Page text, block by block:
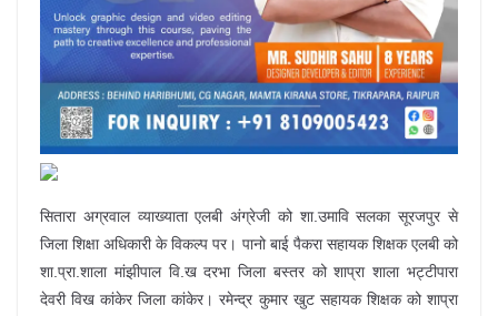
सितारा अग्रवाल व्याख्याता एलबी अंग्रेजी को शा.उमावि सलका सूरजपुर से
जिला शिक्षा अधिकारी के विकल्प पर। पानो बाई पैकरा सहायक शिक्षक एलबी को
शा.प्रा.शाला मांझीपाल वि.ख दरभा जिला बस्तर को शाप्रा शाला भट्टीपारा
देवरी विख कांकेर जिला कांकेर। रमेन्द्र कुमार खुट सहायक शिक्षक को शाप्रा